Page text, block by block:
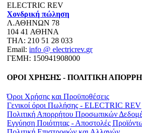
ELECTRIC REV
Χονδρική πώληση
Λ.ΑΘΗΝΩΝ 78
104 41 ΑΘΗΝΑ
ΤΗΛ: 210 51 28 033
Email:info @ electricrev.gr
ΓΕΜΗ: 150941908000
ΟΡΟΙ ΧΡΗΣΗΣ - ΠΟΛΙΤΙΚΗ
Όροι Χρήσης και Προϋποθέσεις
Γενικοί όροι Πωλήσης - ELECTRIC REV
Πολιτική Απορρήτου Προσωπικών
Εγγύηση Ποιότητας - Αποστολές